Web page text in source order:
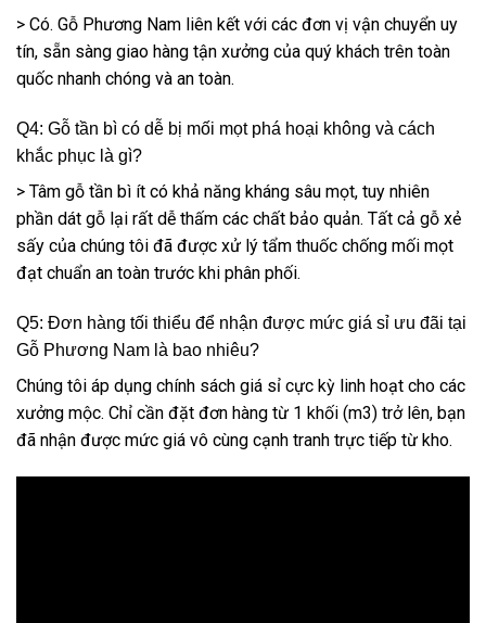
> Có. Gỗ Phương Nam liên kết với các đơn vị vận chuyển uy
tín, sẵn sàng giao hàng tận xưởng của quý khách trên toàn
quốc nhanh chóng và an toàn.
Q4: Gỗ tần bì có dễ bị mối mọt phá hoại không và cách
khắc phục là gì?
> Tâm gỗ tần bì ít có khả năng kháng sâu mọt, tuy nhiên
phần dát gỗ lại rất dễ thấm các chất bảo quản. Tất cả gỗ xẻ
sấy của chúng tôi đã được xử lý tẩm thuốc chống mối mọt
đạt chuẩn an toàn trước khi phân phối.
Q5: Đơn hàng tối thiểu để nhận được mức giá sỉ ưu đãi tại
Gỗ Phương Nam là bao nhiêu?
Chúng tôi áp dụng chính sách giá sỉ cực kỳ linh hoạt cho các
xưởng mộc. Chỉ cần đặt đơn hàng từ 1 khối (m3) trở lên, bạn
đã nhận được mức giá vô cùng cạnh tranh trực tiếp từ kho.